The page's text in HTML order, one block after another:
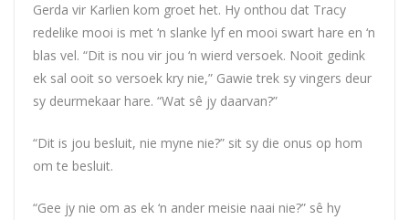
Gerda vir Karlien kom groet het. Hy onthou dat Tracy
redelike mooi is met ‘n slanke lyf en mooi swart hare en ‘n
blas vel. “Dit is nou vir jou ‘n wierd versoek. Nooit gedink
ek sal ooit so versoek kry nie,” Gawie trek sy vingers deur
sy deurmekaar hare. “Wat sê jy daarvan?”
“Dit is jou besluit, nie myne nie?” sit sy die onus op hom
om te besluit.
“Gee jy nie om as ek ‘n ander meisie naai nie?” sê hy